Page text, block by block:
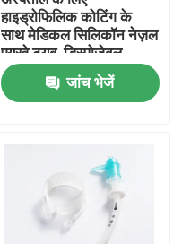
हाइड्रोफिलिक कोटिंग के
साथ मेडिकल सिलिकॉन नेज़ल
एयरवे ट्यूब, डिस्पोजेबल
नेसोफेरींजल एयरवे
जांच भेजें